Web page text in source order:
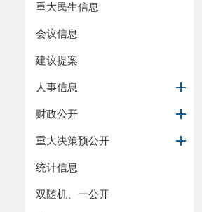
重大民生信息
会议信息
建议提案
人事信息
财政公开
重大决策预公开
统计信息
双随机、一公开